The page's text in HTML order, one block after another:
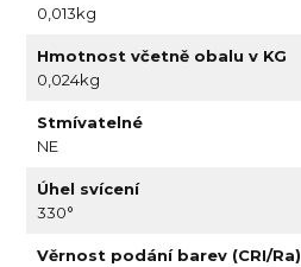
0,013kg
Hmotnost včetně obalu v KG
0,024kg
Stmívatelné
NE
Úhel svícení
330°
Věrnost podání barev (CRI/Ra)